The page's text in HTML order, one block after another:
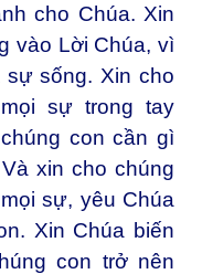
cho Chúa. Xin
vào Lời Chúa, vì
sống. Xin cho
sự trong tay
con cần gì
xin cho chúng
sự, yêu Chúa
Xin Chúa biến
con trở nên